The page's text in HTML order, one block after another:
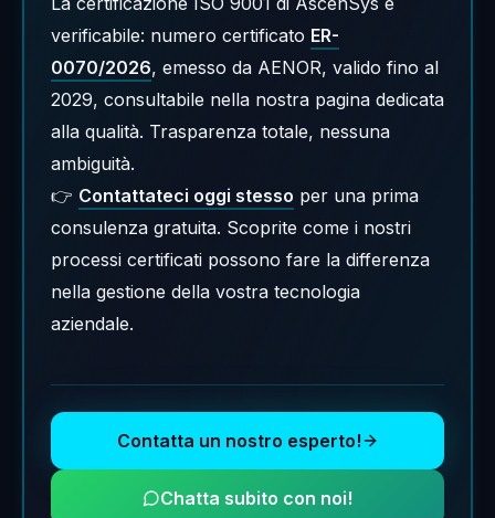
verificabile: numero certificato ER-
0070/2026, emesso da AENOR, valido fino al
2029, consultabile nella nostra pagina dedicata
alla qualità. Trasparenza totale, nessuna
ambiguità.
👉 Contattateci oggi stesso per una prima
consulenza gratuita. Scoprite come i nostri
processi certificati possono fare la differenza
nella gestione della vostra tecnologia
aziendale.
Contatta un nostro esperto!
Chatta subito con noi!